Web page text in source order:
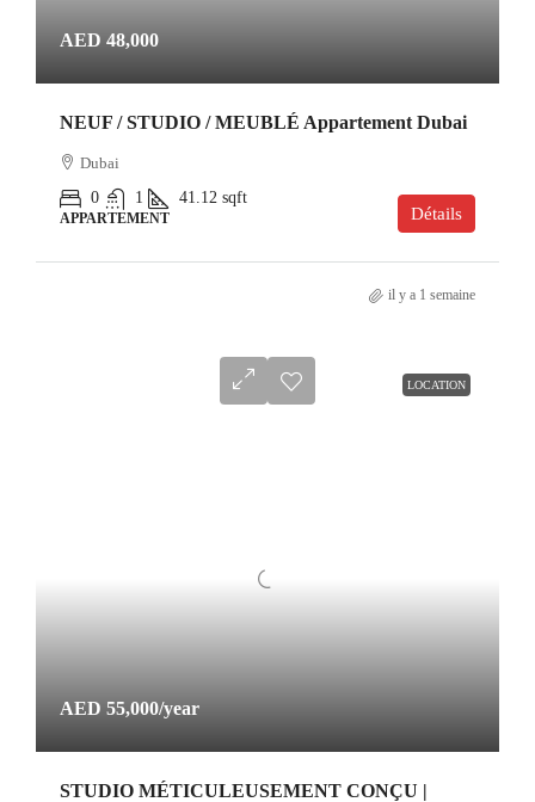
AED 48,000
NEUF / STUDIO / MEUBLÉ Appartement Dubai
Dubai
0
1 41.12 sqft
APPARTEMENT Détails
il y a 1 semaine
LOCATION
AED 55,000/year
STUDIO MÉTICULEUSEMENT CONÇU |